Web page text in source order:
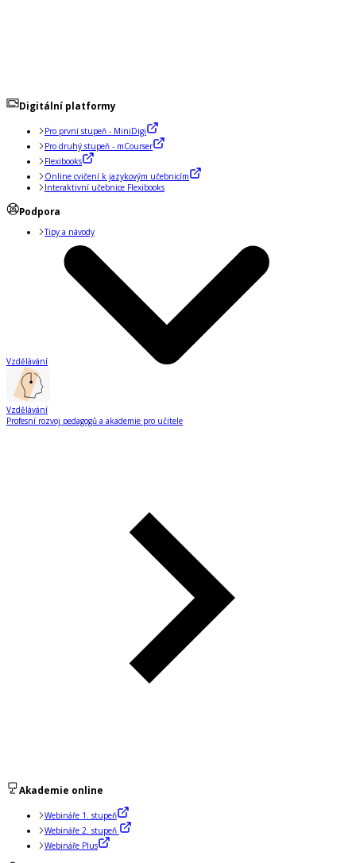
Digitální platformy
Pro první stupeň - MiniDigi
Pro druhý stupeň - mCourser
Flexibooks
Online cvičení k jazykovým učebnicím
Interaktivní učebnice Flexibooks
Podpora
Tipy a návody
Vzdělávání
Vzdělávání
Profesní rozvoj pedagogů a akademie pro učitele
Akademie online
Webináře 1. stupeň
Webináře 2. stupeň
Webináře Plus